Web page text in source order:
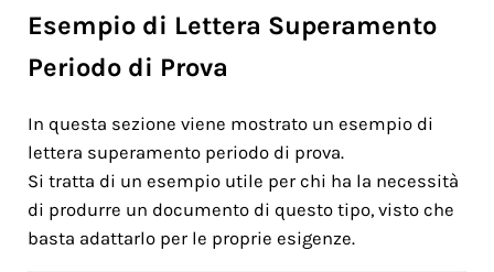
Esempio di Lettera Superamento
Periodo di Prova
In questa sezione viene mostrato un esempio di
lettera superamento periodo di prova.
Si tratta di un esempio utile per chi ha la necessità
di produrre un documento di questo tipo, visto che
basta adattarlo per le proprie esigenze.